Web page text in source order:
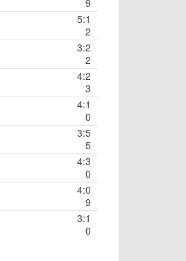
9
5:1
2
3:2
2
4:2
3
4:1
0
3:5
5
4:3
0
4:0
9
3:1
0